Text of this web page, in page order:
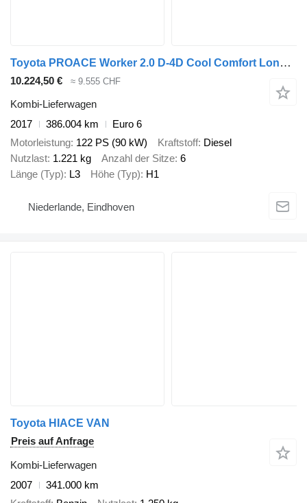
Toyota PROACE Worker 2.0 D-4D Cool Comfort Long DC | € 8.450,- NETTO! | L3H1
10.224,50 € ≈ 9.555 CHF
Kombi-Lieferwagen
2017
386.004 km
Euro 6
Motorleistung 122 PS (90 kW) Kraftstoff Diesel
Nutzlast 1.221 kg Anzahl der Sitze 6
Länge (Typ) L3 Höhe (Typ) H1
Niederlande, Eindhoven
Toyota HIACE VAN
Preis auf Anfrage
Kombi-Lieferwagen
2007
341.000 km